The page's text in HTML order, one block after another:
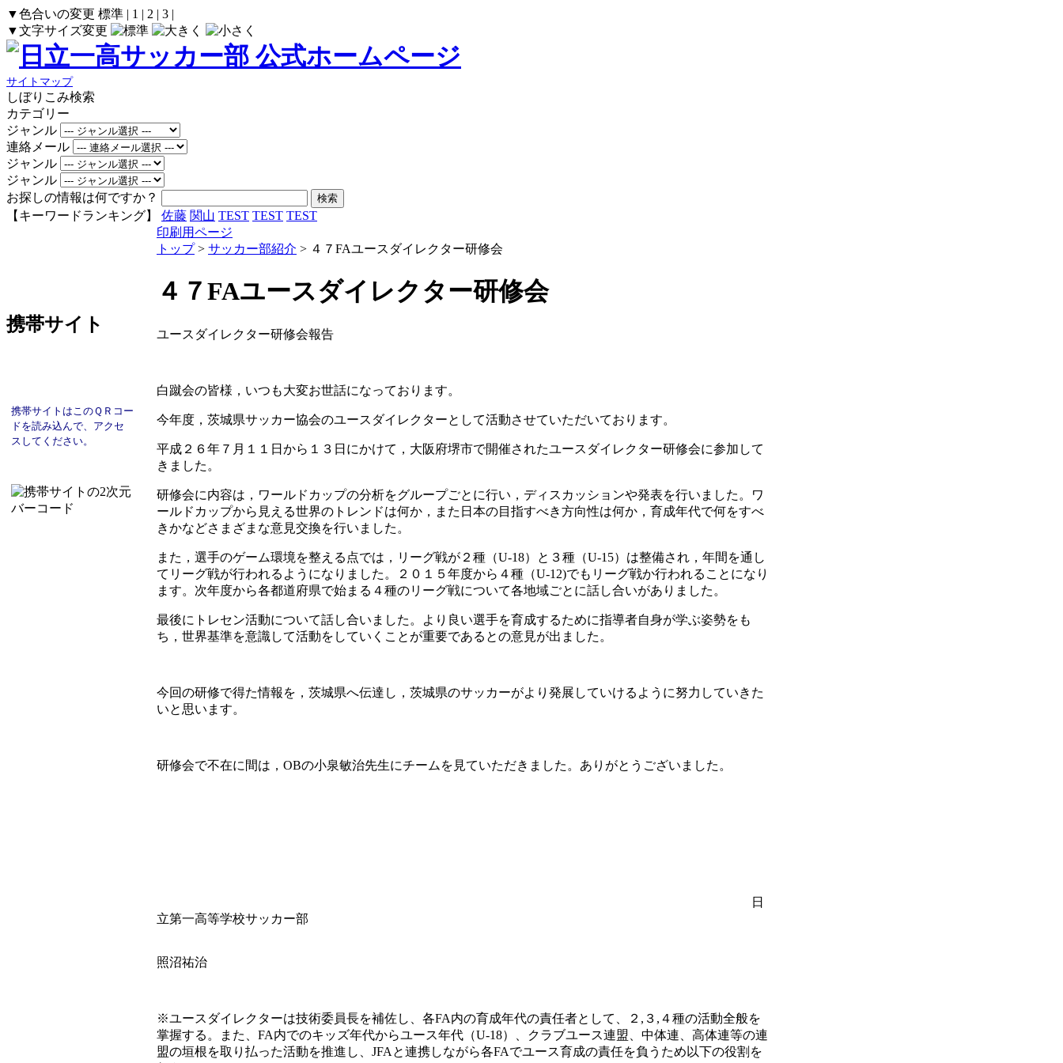
▼色合いの変更 標準 | 1 | 2 | 3 |
▼文字サイズ変更
サイトマップ
しぼりこみ検索
カテゴリー
ジャンル
連絡メール
ジャンル
ジャンル
お探しの情報は何ですか？
【キーワードランキング】
佐藤 関山 TEST TEST TEST
携帯サイト
携帯サイトはこのＱＲコー
ドを読み込んで、 アクセ
スしてください。
印刷用ページ
トップ> サッカー部紹介 > ４７FAユースダイレクター研修会
４７FAユースダイレクター研修会
ユースダイレクター研修会報告
白蹴会の皆様，いつも大変お世話になっております。
今年度，茨城県サッカー協会のユースダイレクターとして活動させていただいております。
平成２６年７月１１日から１３日にかけて，大阪府堺市で開催されたユースダイレクター研修会に参加して
きました。
研修会に内容は，ワールドカップの分析をグループごとに行い，ディスカッションや発表を行いました。ワ
ールドカップから見える世界のトレンドは何か，また日本の目指すべき方向性は何か，育成年代で何をすべ
きかなどさまざまな意見交換を行いました。
また，選手のゲーム環境を整える点では，リーグ戦が２種（U-18）と３種（U-15）は整備され，年間を通し
てリーグ戦が行われるようになりました。２０１５年度から４種（U-12)でもリーグ戦か行われることになり
ます。次年度から各都道府県で始まる４種のリーグ戦について各地域ごとに話し合いがありました。
最後にトレセン活動について話し合いました。より良い選手を育成するために指導者自身が学ぶ姿勢をも
ち，世界基準を意識して活動をしていくことが重要であるとの意見が出ました。
今回の研修で得た情報を，茨城県へ伝達し，茨城県のサッカーがより発展していけるように努力していきた
いと思います。
研修会で不在に間は，OBの小泉敏治先生にチームを見ていただきました。ありがとうございました。
日
立第一高等学校サッカー部
照沼祐治
※ユースダイレクターは技術委員長を補佐し、各FA内の育成年代の責任者として、２,３,４種の活動全般を
掌握する。また、FA内でのキッズ年代からユース年代（U-18）、クラブユース連盟、中体連、高体連等の連
盟の垣根を取り払った活動を推進し、JFAと連携しながら各FAでユース育成の責任を負うため以下の役割を